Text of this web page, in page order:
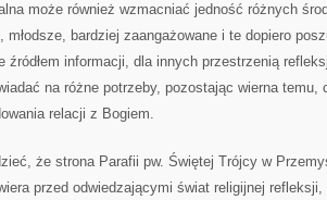
może również wzmacniać jedność różnych
młodsze, bardziej zaangażowane i te dopiero
źródłem informacji, dla innych przestrzenią
na różne potrzeby, pozostając wierna temu,
relacji z Bogiem.
że strona Parafii pw. Świętej Trójcy w
przed odwiedzającymi świat religijnej